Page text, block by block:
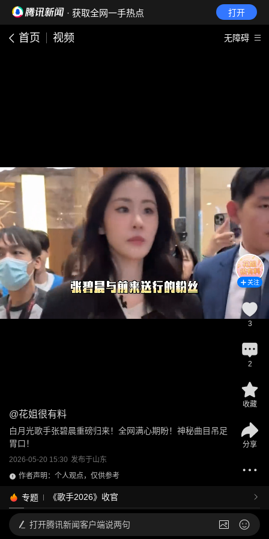
· 获取全网一手热点 打开
首页 视频 无障碍
@花姐很有料
白月光歌手张碧晨重磅归来！全网满心期盼！神秘曲目吊足
胃口！
2026-05-20 15:30 发布于山东
作者声明：个人观点，仅供参考
专题 《歌手2026》收官
关注
3
2
收藏
分享
打开腾讯新闻客户端说两句